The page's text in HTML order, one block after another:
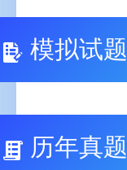
模拟试题
历年真题